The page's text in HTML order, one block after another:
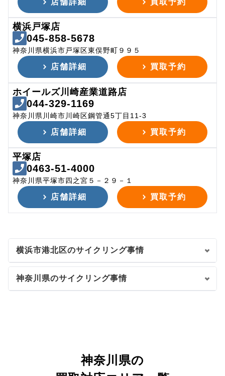
横浜戸塚店
045-858-5678
神奈川県横浜市戸塚区東俣野町９９５
店舗詳細 買取予約
ホイールズ川崎産業道路店
044-329-1169
神奈川県川崎市川崎区鋼管通5丁目11-3
店舗詳細 買取予約
平塚店
0463-51-4000
神奈川県平塚市四之宮５－２９－１
店舗詳細 買取予約
横浜市港北区のサイクリング事情
神奈川県のサイクリング事情
神奈川県の